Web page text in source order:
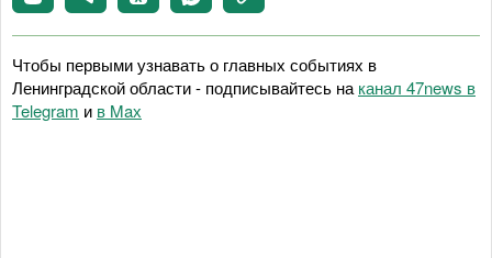
Чтобы первыми узнавать о главных событиях в
Ленинградской области - подписывайтесь на канал 47news в
Telegram и в Maх